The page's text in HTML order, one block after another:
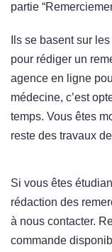
partie
Ils se basent sur
pour rédiger un
agence en ligne
médecine, c’est
temps. Vous êtes
reste des travaux
Si vous êtes
rédaction des
à nous contacter.
commande